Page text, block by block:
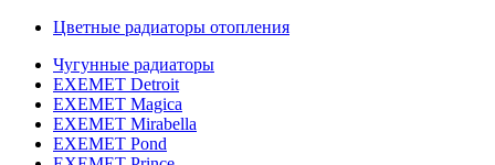
Цветные радиаторы отопления
Чугунные радиаторы
EXEMET Detroit
EXEMET Magica
EXEMET Mirabella
EXEMET Pond